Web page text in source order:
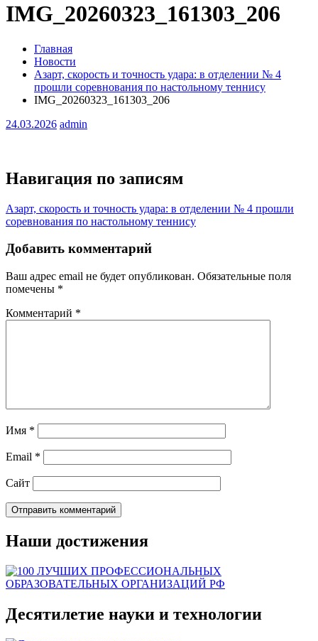
IMG_20260323_161303_206
Главная
Новости
Азарт, скорость и точность удара: в отделении № 4
прошли соревнования по настольному теннису
IMG_20260323_161303_206
24.03.2026 admin
Навигация по записям
Азарт, скорость и точность удара: в отделении № 4 прошли
соревнования по настольному теннису
Добавить комментарий
Ваш адрес email не будет опубликован. Обязательные поля
помечены *
Комментарий *
Имя *
Email *
Сайт
Наши достижения
Десятилетие науки и технологии